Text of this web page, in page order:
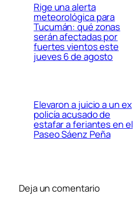
Rige una alerta
meteorológica para
Tucumán: qué zonas
serán afectadas por
fuertes vientos este
jueves 6 de agosto
Elevaron a juicio a un ex
policía acusado de
estafar a feriantes en el
Paseo Sáenz Peña
Deja un comentario